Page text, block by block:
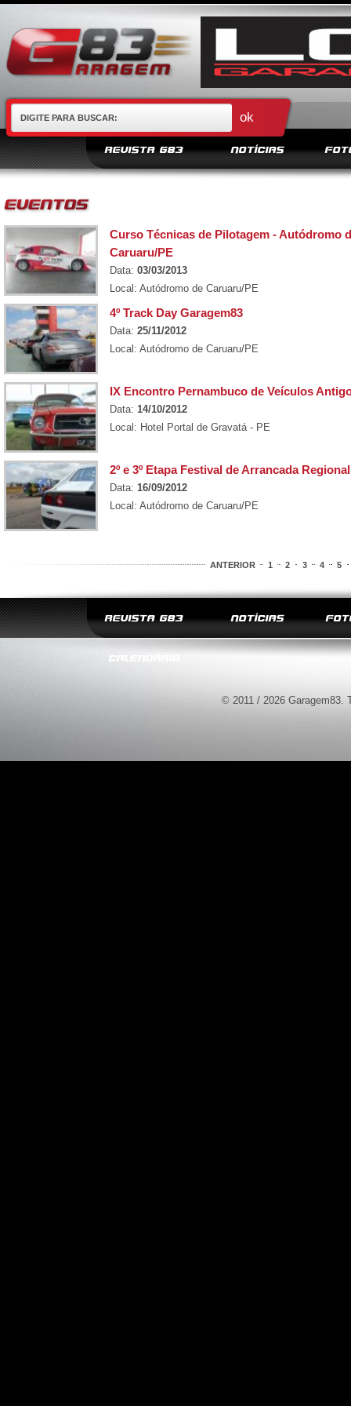
REVISTA G83 NOTÍCIAS
Curso Técnicas de Pilotagem - Autódromo
Caruaru/PE
Data: 03/03/2013
Local: Autódromo de Caruaru/PE
4º Track Day Garagem83
Data: 25/11/2012
Local: Autódromo de Caruaru/PE
IX Encontro Pernambuco de Veículos
Data: 14/10/2012
Local: Hotel Portal de Gravatá - PE
2º e 3º Etapa Festival de Arrancada Regional
Data: 16/09/2012
Local: Autódromo de Caruaru/PE
ANTERIOR 1 2 3 4 5
REVISTA G83 NOTÍCIAS
CALENDÁRIO
© 2011 / 2026 Garagem83.